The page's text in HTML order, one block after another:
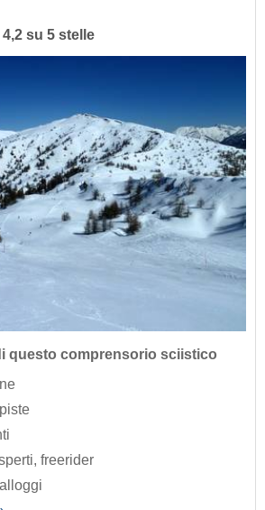
su 5 stelle
questo comprensorio sciistico
freerider